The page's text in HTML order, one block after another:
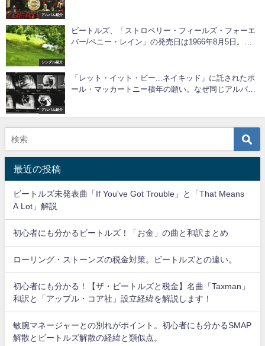
アルバム紹介
シングル紹介
ビートルズ、「ストロベリー・フィールズ・フォーエ
バー/ペニー・レイン」の発売日は1966年8月5日。和
アルバム紹介
「レット・イット・ビー...ネイキッド」に託されたポ
ール・マッカートニー積年の願い。なぜ同じアルバム
最近の投稿
ビートルズ未発表曲「If You've Got Trouble」と「That Means
A Lot」解説
初心者にも分かるビートルズ！「お金」の曲と和訳まとめ
ローリング・ストーンズの税金対策。ビートルズとの違い。
初心者にも分かる！【ザ・ビートルズと税金】名曲「Taxman」
和訳と「アップル・コア社」設立経緯を解説します！
敏腕マネージャーとの別れがポイント。初心者にも分かるSMAP
解散とビートルズ解散の経緯と類似点。